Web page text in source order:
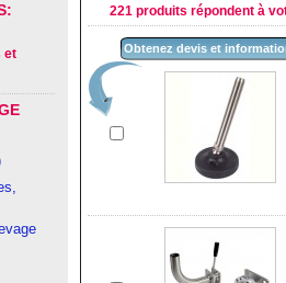
221 produits répondent à
Obtenez devis et
et